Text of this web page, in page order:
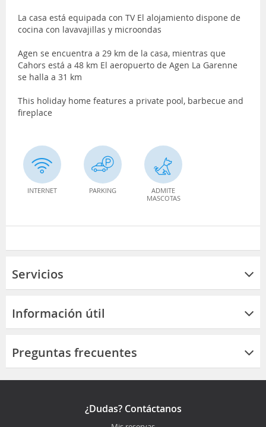
La casa está equipada con TV El alojamiento dispone de
cocina con lavavajillas y microondas
Agen se encuentra a 29 km de la casa, mientras que
Cahors está a 48 km El aeropuerto de Agen La Garenne
se halla a 31 km
This holiday home features a private pool, barbecue and
fireplace
INTERNET PARKING
ADMITE
MASCOTAS
Servicios
Información útil
Preguntas frecuentes
¿Dudas? Contáctanos